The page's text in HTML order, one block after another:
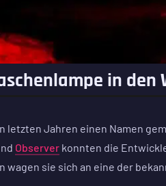
in den
letzten Jahren einen Namen
Observerkonnten die
wagen sie sich an eine der